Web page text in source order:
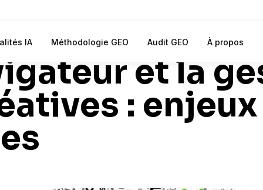
IA Méthodologie GEO Audit GEO À propos
la
et la
: